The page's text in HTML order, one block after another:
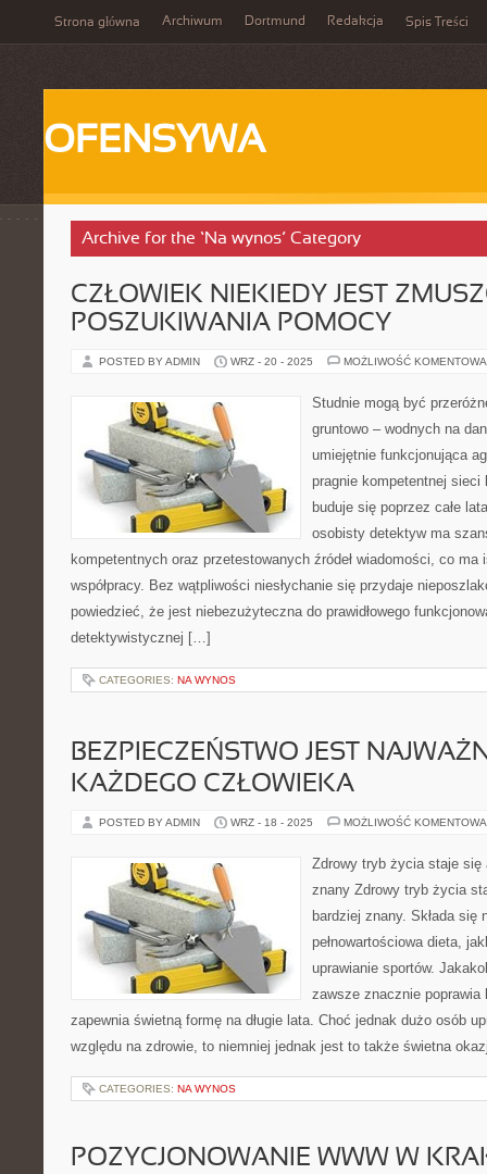
Strona główna Archiwum Dortmund Redakcja Spis Treści
OFENSYWA
Archive for the ‘Na wynos’ Category
CZŁOWIEK NIEKIEDY JEST
POSZUKIWANIA POMOCY
POSTED BY ADMIN WRZ - 20 - 2025 MOŻLIWOŚĆ
Studnie mogą być
gruntowo – wodnych na
umiejętnie funkcjonująca
pragnie kompetentnej
buduje się poprzez całe
osobisty detektyw ma
kompetentnych oraz przetestowanych źródeł wiadomości, co
współpracy. Bez wątpliwości niesłychanie się przydaje
powiedzieć, że jest niebezużyteczna do prawidłowego
detektywistycznej […]
CATEGORIES: NA WYNOS
BEZPIECZEŃSTWO JEST
KAŻDEGO CZŁOWIEKA
POSTED BY ADMIN WRZ - 18 - 2025 MOŻLIWOŚĆ
Zdrowy tryb życia staje się
znany Zdrowy tryb życia
bardziej znany. Składa
pełnowartościowa dieta,
uprawianie sportów.
zawsze znacznie
zapewnia świetną formę na długie lata. Choć jednak dużo osób
względu na zdrowie, to niemniej jednak jest to także świetna
CATEGORIES: NA WYNOS
POZYCJONOWANIE WWW W